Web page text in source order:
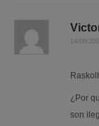
14/06/
¿Por
son